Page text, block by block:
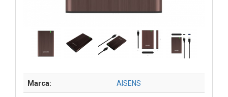
Marca: AISENS